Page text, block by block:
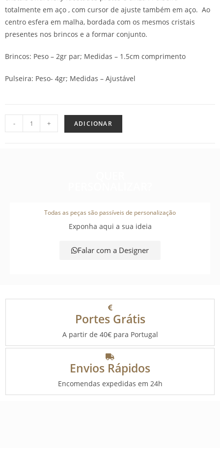
totalmente em aço , com cursor de ajuste também em aço. Ao
centro esfera em malha, bordada com os mesmos cristais
presentes nos brincos e a formar conjunto.
Brincos: Peso – 2gr par; Medidas – 1.5cm comprimento
Pulseira: Peso- 4gr; Medidas – Ajustável
- + ADICIONAR
Todas as peças são passíveis de personalização
Exponha aqui a sua ideia
Falar com a Designer
Portes Grátis
A partir de 40€ para Portugal
Envios Rápidos
Encomendas expedidas em 24h